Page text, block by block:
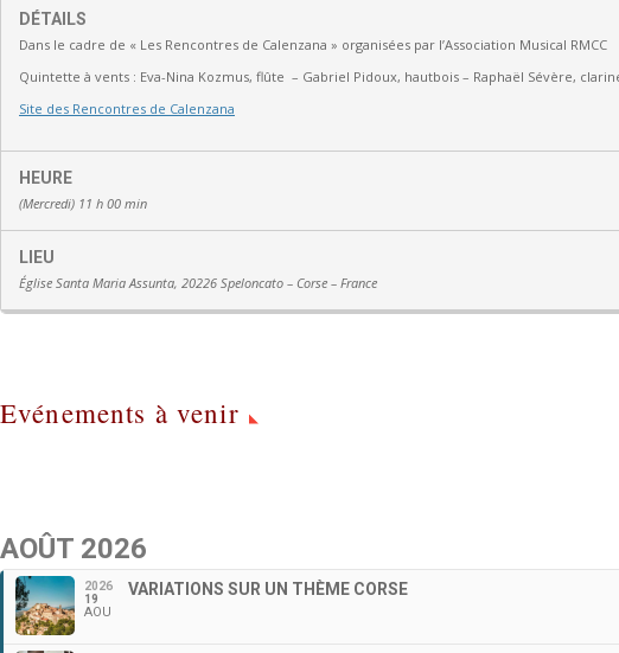
DÉTAILS
Dans le cadre de « Les Rencontres de Calenzana » organisées par l’Association Musical RMCC
Quintette à vents : Eva-Nina Kozmus, flûte – Gabriel Pidoux, hautbois – Raphaël Sévère,
Site des Rencontres de Calenzana
HEURE
(Mercredi) 11 h 00 min
LIEU
Église Santa Maria Assunta, 20226 Speloncato – Corse – France
Evénements à venir
AOÛT 2026
2026
19
AOU
VARIATIONS SUR UN THÈME CORSE